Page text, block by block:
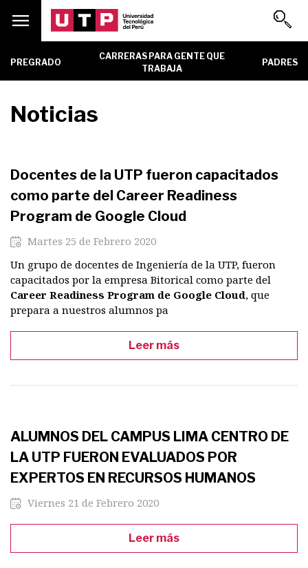
Menu
Unidad
PREGRADO
CARRERAS PARA GENTE QUE
TRABAJA
PADRES
Noticias
Docentes de la UTP fueron capacitados
como parte del Career Readiness
Program de Google Cloud
Martes 25 de Febrero 2020
Un grupo de docentes de Ingeniería de la UTP, fueron
capacitados por la empresa Bitorical como parte del
Career Readiness Program de Google Cloud, que
prepara a nuestros alumnos pa
Leer más
ALUMNOS DEL CAMPUS LIMA CENTRO DE
LA UTP FUERON EVALUADOS POR
EXPERTOS EN RECURSOS HUMANOS
Viernes 21 de Febrero 2020
Leer más